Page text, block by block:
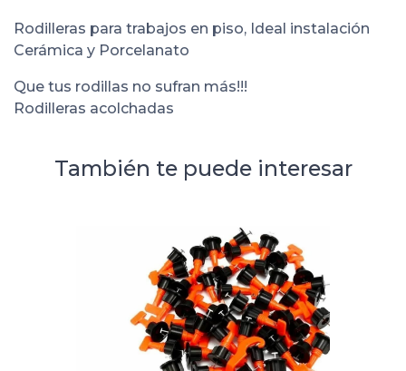
Rodilleras para trabajos en piso, Ideal instalación
Cerámica y Porcelanato
Que tus rodillas no sufran más!!!
Rodilleras acolchadas
También te puede interesar